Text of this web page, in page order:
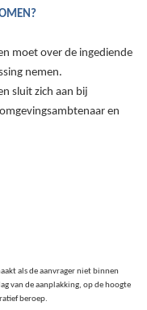
moet over de ingediende
nemen.
sluit zich aan bij
en
als de aanvrager niet binnen
van de aanplakking, op de hoogte
beroep.